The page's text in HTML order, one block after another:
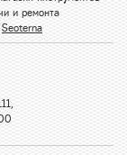
и ремонта
Seoterna